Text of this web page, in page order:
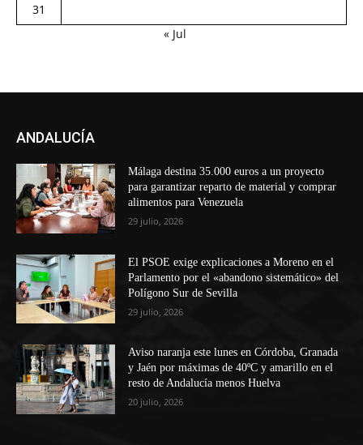
31
« Jul
ANDALUCÍA
Málaga destina 35.000 euros a un proyecto
para garantizar reparto de material y comprar
alimentos para Venezuela
29 julio, 2026
El PSOE exige explicaciones a Moreno en el
Parlamento por el «abandono sistemático» del
Polígono Sur de Sevilla
29 julio, 2026
Aviso naranja este lunes en Córdoba, Granada
y Jaén por máximas de 40ºC y amarillo en el
resto de Andalucía menos Huelva
20 julio, 2026